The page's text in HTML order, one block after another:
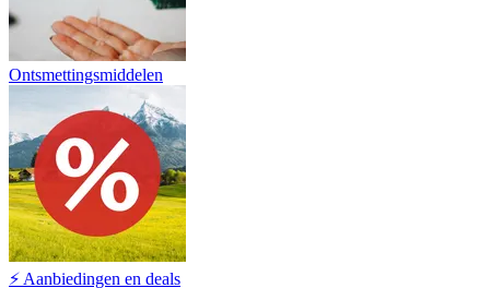
Ontsmettingsmiddelen
⚡ Aanbiedingen en deals